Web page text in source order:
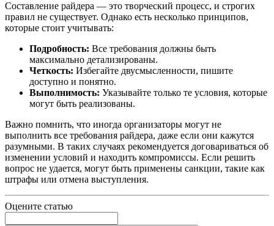
Составление райдера — это творческий процесс, и строгих
правил не существует. Однако есть несколько принципов,
которые стоит учитывать:
Подробность: Все требования должны быть
максимально детализированы.
Четкость: Избегайте двусмысленности, пишите
доступно и понятно.
Выполнимость: Указывайте только те условия, которые
могут быть реализованы.
Важно помнить, что иногда организаторы могут не
выполнить все требования райдера, даже если они кажутся
разумными. В таких случаях рекомендуется договариваться об
изменении условий и находить компромиссы. Если решить
вопрос не удается, могут быть применены санкции, такие как
штрафы или отмена выступления.
Оцените статью